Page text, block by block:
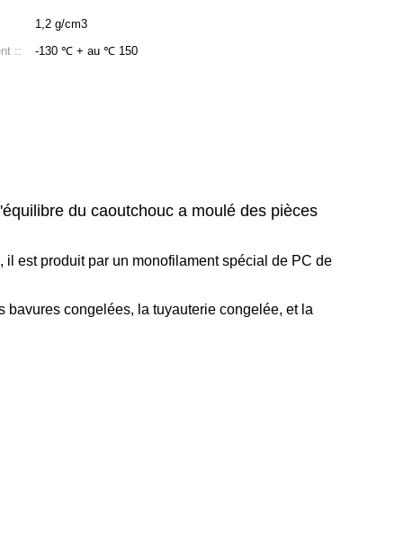
1,2 g/cm3
::
-130 ℃ + au ℃ 150
du caoutchouc a moulé des pièces
est produit par un monofilament spécial de PC de
congelées, la tuyauterie congelée, et la